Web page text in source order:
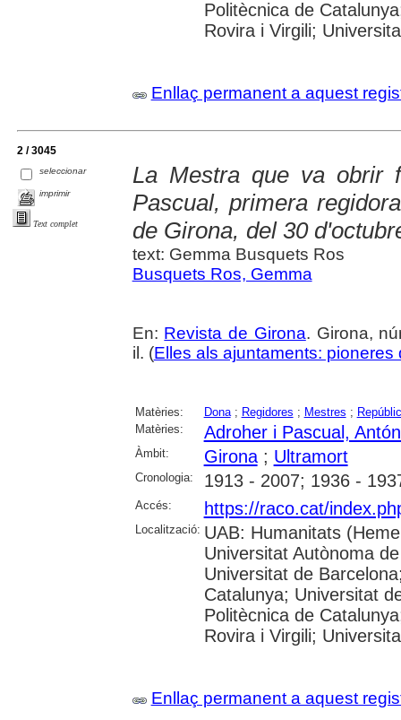
Politècnica de
Rovira i Virgili;
Enllaç permanent a aquest
2 / 3045
seleccionar
imprimir
Text complet
La Mestra que va obrir
Pascual, primera
de Girona, del 30
text: Gemma Busquets Ros
Busquets Ros, Gemma
En: Revista de Girona. Girona,
il. (Elles als ajuntaments: pioneres
Matèries: Dona; Regidores ; Mestres ;
Matèries:
Adroher i Pascual,
Àmbit: Girona; Ultramort
Cronologia: 1913 - 2007; 1936 -
Accés: https://raco.cat/
Localització: UAB: Humanitats
Universitat Autònoma
Universitat de
Catalunya; Universitat
Politècnica de
Rovira i Virgili;
Enllaç permanent a aquest